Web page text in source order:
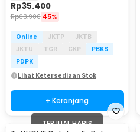
Rp35.400
Rp63.900 45%
Online JKTP
JKTB
JKTU
TGR CKP
PBKS
PDPK
Lihat Ketersediaan Stok
+ Keranjang
TERJUAL HABIS